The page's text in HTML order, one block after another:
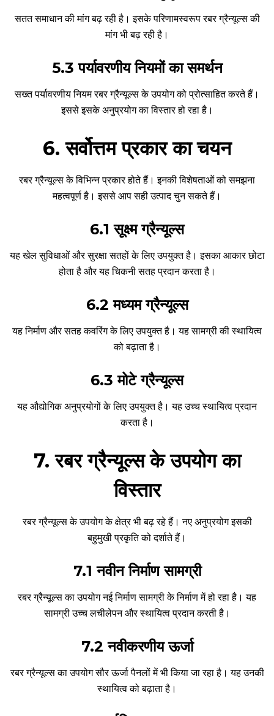
सतत समाधान की मांग बढ़ रही है। इसके परिणामस्वरूप रबर ग्रैन्यूल्स की
मांग भी बढ़ रही है।
5.3 पर्यावरणीय नियमों का समर्थन
सख्त पर्यावरणीय नियम रबर ग्रैन्यूल्स के उपयोग को प्रोत्साहित करते हैं।
इससे इसके अनुप्रयोग का विस्तार हो रहा है।
6. सर्वोत्तम प्रकार का चयन
रबर ग्रैन्यूल्स के विभिन्न प्रकार होते हैं। इनकी विशेषताओं को समझना
महत्वपूर्ण है। इससे आप सही उत्पाद चुन सकते हैं।
6.1 सूक्ष्म ग्रैन्यूल्स
यह खेल सुविधाओं और सुरक्षा सतहों के लिए उपयुक्त है। इसका आकार छोटा
होता है और यह चिकनी सतह प्रदान करता है।
6.2 मध्यम ग्रैन्यूल्स
यह निर्माण और सतह कवरिंग के लिए उपयुक्त है। यह सामग्री की स्थायित्व
को बढ़ाता है।
6.3 मोटे ग्रैन्यूल्स
यह औद्योगिक अनुप्रयोगों के लिए उपयुक्त है। यह उच्च स्थायित्व प्रदान
करता है।
7. रबर ग्रैन्यूल्स के उपयोग का
विस्तार
रबर ग्रैन्यूल्स के उपयोग के क्षेत्र भी बढ़ रहे हैं। नए अनुप्रयोग इसकी
बहुमुखी प्रकृति को दर्शाते हैं।
7.1 नवीन निर्माण सामग्री
रबर ग्रैन्यूल्स का उपयोग नई निर्माण सामग्री के निर्माण में हो रहा है। यह
सामग्री उच्च लचीलेपन और स्थायित्व प्रदान करती है।
7.2 नवीकरणीय ऊर्जा
रबर ग्रैन्यूल्स का उपयोग सौर ऊर्जा पैनलों में भी किया जा रहा है। यह उनकी
स्थायित्व को बढ़ाता है।